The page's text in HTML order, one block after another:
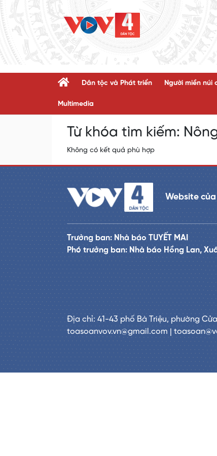
Dân tộc và Phát triển Người miền núi
Multimedia
Từ khóa tìm kiếm:
Không có kết quả phù hợp
Website của
Trưởng ban: Nhà báo TUYẾT MAI
Phó trưởng ban: Nhà báo Hồng Lan,
Địa chỉ: 41-43 phố Bà Triệu, phường
toasoanvov.vn@gmail.com |